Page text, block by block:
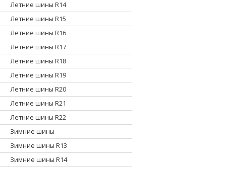
Летние шины R14
Летние шины R15
Летние шины R16
Летние шины R17
Летние шины R18
Летние шины R19
Летние шины R20
Летние шины R21
Летние шины R22
Зимние шины
Зимние шины R13
Зимние шины R14